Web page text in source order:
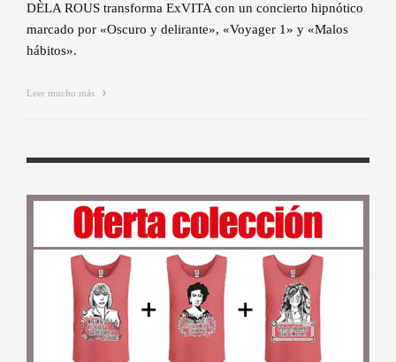
DÈLA ROUS transforma ExVITA con un concierto hipnótico
marcado por «Oscuro y delirante», «Voyager 1» y «Malos
hábitos».
Leer mucho más